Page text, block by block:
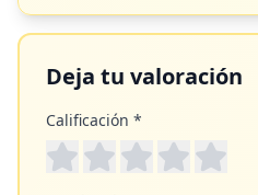
Deja tu valoración
Calificación *